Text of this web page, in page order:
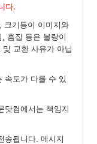
다.
크기등이 이미지와
흠집 등은 불량이
교환 사유가 아닙
속도가 다를 수 있
닷컴에서는 책임지
송됩니다. 메시지